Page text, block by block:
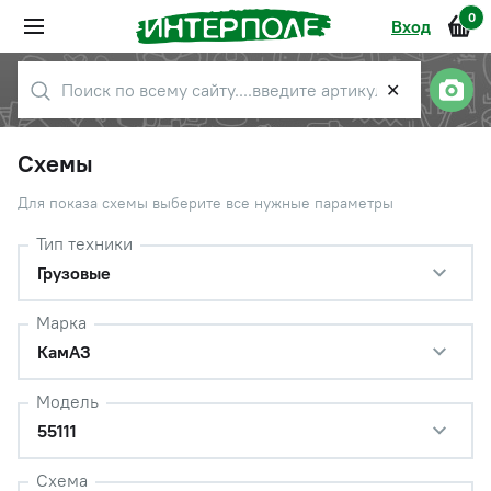
Вход 0
✕
Схемы
Для показа схемы выберите все нужные параметры
Тип техники
Грузовые
Марка
КамАЗ
Модель
55111
Схема